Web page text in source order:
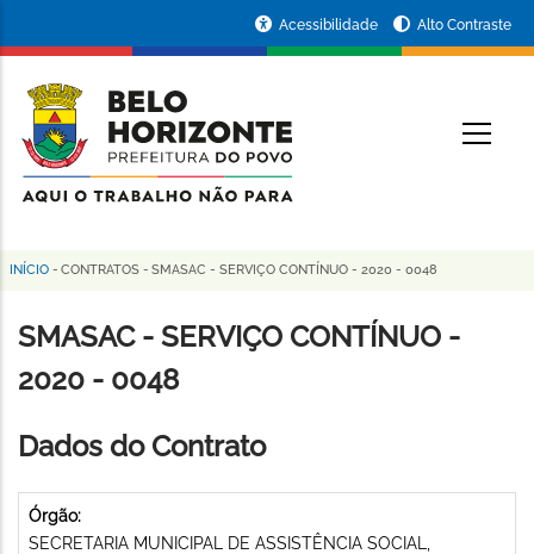
conteúdo
principal
da
Prefeitura
de
Horizonte
Acessibilidade Alto Contraste
Trilha
de
navegação
INÍCIO - CONTRATOS - SMASAC - SERVIÇO CONTÍNUO - 2020 - 0048
SMASAC - SERVIÇO CONTÍNUO -
2020 - 0048
Dados do Contrato
Órgão:
SECRETARIA MUNICIPAL DE ASSISTÊNCIA SOCIAL,